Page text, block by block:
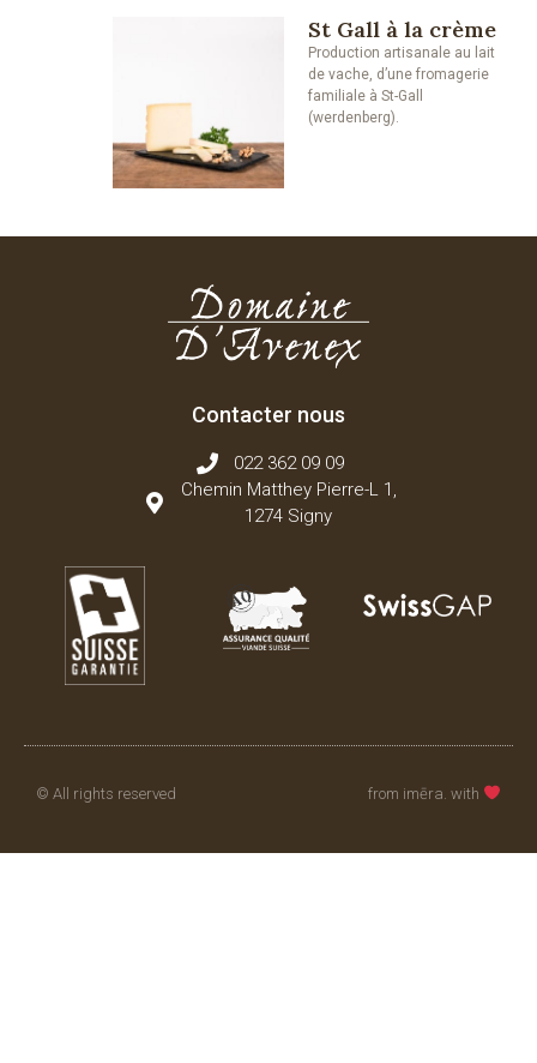
St Gall à la crème
Production artisanale au lait
de vache, d’une fromagerie
familiale à St-Gall
(werdenberg).
Contacter nous
022 362 09 09
Chemin Matthey Pierre-L 1,
1274 Signy
© All rights reserved from imēra. with